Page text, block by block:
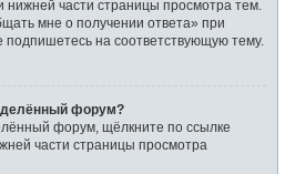
нижней части страницы просмотра тем.
мне о получении ответа» при
на соответствующую тему.
форум?
форум, щёлкните по ссылке
части страницы просмотра